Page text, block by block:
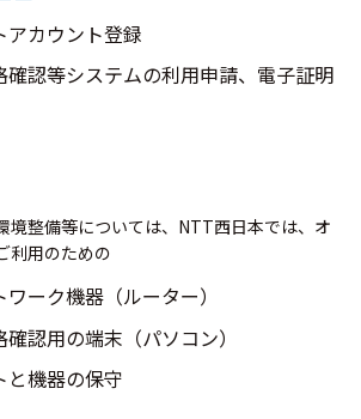
アカウント登録
確認等システムの利用申請、電子証明
境整備等については、NTT西日本では、オ
利用のための
ーク機器（ルーター）
認用の端末（パソコン）
と機器の保守